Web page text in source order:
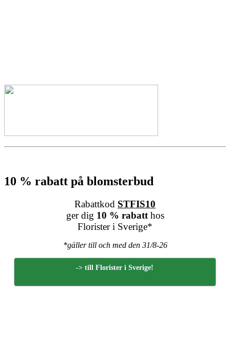
10 % rabatt på blomsterbud
Rabattkod STFIS10
ger dig 10 % rabatthos
Florister i Sverige*
*gäller till och med den 31/8-26
-> till Florister i Sverige!